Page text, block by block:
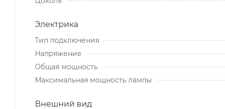
Электрика
Тип подключения
Напряжение
Общая мощность
Максимальная мощность лампы
Внешний вид